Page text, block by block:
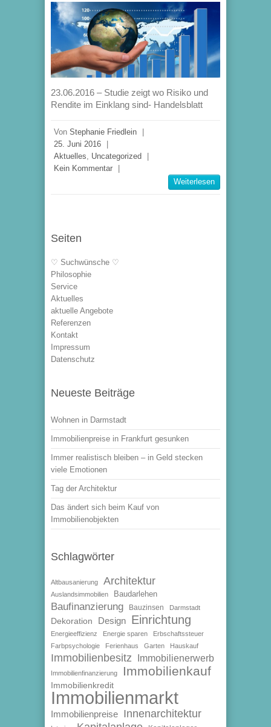
23.06.2016 – Studie zeigt wo Risiko und
Rendite im Einklang sind- Handelsblatt
Von Stephanie Friedlein
25. Juni 2016
Aktuelles, Uncategorized
Kein Kommentar
Weiterlesen
Seiten
♡ Suchwünsche ♡
Philosophie
Service
Aktuelles
aktuelle Angebote
Referenzen
Kontakt
Impressum
Datenschutz
Neueste Beiträge
Wohnen in Darmstadt
Immobilienpreise in Frankfurt gesunken
Immer realistisch bleiben – in Geld stecken
viele Emotionen
Tag der Architektur
Das ändert sich beim Kauf von
Immobilienobjekten
Schlagwörter
Altbausanierung Architektur
Auslandsimmobilien Baudarlehen
Baufinanzierung Bauzinsen Darmstadt
Dekoration Design Einrichtung
Energieeffizienz Energie sparen
Erbschaftssteuer
Farbpsychologie
Ferienhaus Garten Hauskauf
Immobilienbesitz Immobilienerwerb
Immobilienfinanzierung Immobilienkauf
Immobilienkredit
Immobilienmarkt
Immobilienpreise Innenarchitektur